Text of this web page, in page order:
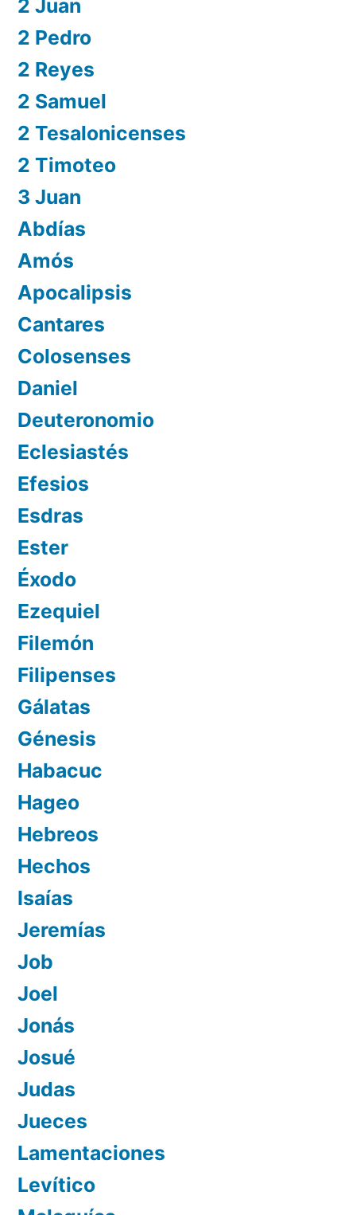
2 Juan
2 Pedro
2 Reyes
2 Samuel
2 Tesalonicenses
2 Timoteo
3 Juan
Abdías
Amós
Apocalipsis
Cantares
Colosenses
Daniel
Deuteronomio
Eclesiastés
Efesios
Esdras
Ester
Éxodo
Ezequiel
Filemón
Filipenses
Gálatas
Génesis
Habacuc
Hageo
Hebreos
Hechos
Isaías
Jeremías
Job
Joel
Jonás
Josué
Judas
Jueces
Lamentaciones
Levítico